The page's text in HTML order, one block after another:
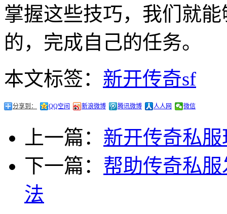
掌握这些技巧，我们就
的，完成自己的任务。
本文标签： 新开传奇sf
分享到： QQ空间 新浪微博 腾讯微博 人人网 微信
上一篇： 新开传奇私
下一篇： 帮助传奇私
法